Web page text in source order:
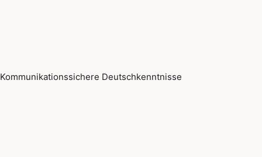
Kommunikationssichere Deutschkenntnisse